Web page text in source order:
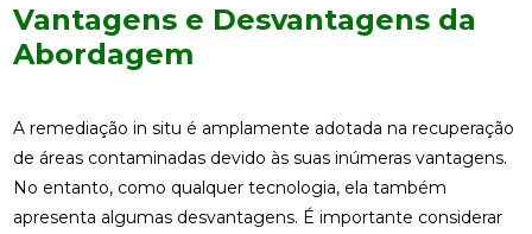
Vantagens e Desvantagens da
Abordagem
A remediação in situ é amplamente adotada na recuperação
de áreas contaminadas devido às suas inúmeras vantagens.
No entanto, como qualquer tecnologia, ela também
apresenta algumas desvantagens. É importante considerar